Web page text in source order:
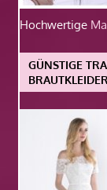
Hochwertige
GÜNSTIGE
BRAUTKLEIDER